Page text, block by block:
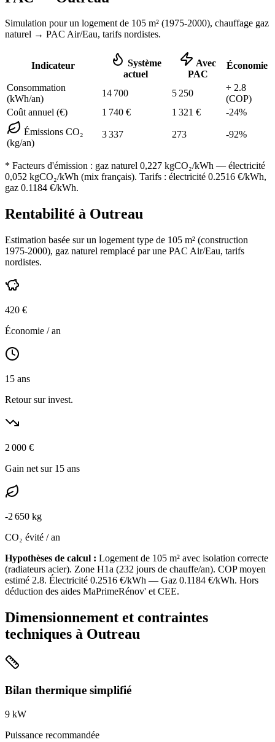
Simulation pour un logement de 105 m² (1975-2000), chauffage gaz
naturel → PAC Air/Eau, tarifs nordistes.
Indicateur
Système
actuel
Avec
PAC
Économie
Consommation
(kWh/an)
14 700 5 250
÷ 2.8
(COP)
Coût annuel (€)
1 740 € 1 321 € -24%
Émissions CO₂
(kg/an)
3 337 273 -92%
* Facteurs d'émission : gaz naturel 0,227 kgCO₂/kWh — électricité
0,052 kgCO₂/kWh (mix français). Tarifs : électricité 0.2516 €/kWh,
gaz 0.1184 €/kWh.
Rentabilité à Outreau
Estimation basée sur un logement type de 105 m² (construction
1975-2000), gaz naturel remplacé par une PAC Air/Eau, tarifs
nordistes.
420 €
Économie / an
15 ans
Retour sur invest.
2 000 €
Gain net sur 15 ans
-2 650 kg
CO₂ évité / an
Hypothèses de calcul : Logement de 105 m² avec isolation correcte
(radiateurs acier). Zone H1a (232 jours de chauffe/an). COP moyen
estimé 2.8. Électricité 0.2516 €/kWh — Gaz 0.1184 €/kWh. Hors
déduction des aides MaPrimeRénov' et CEE.
Dimensionnement et contraintes
techniques à Outreau
Bilan thermique simplifié
9 kW
Puissance recommandée